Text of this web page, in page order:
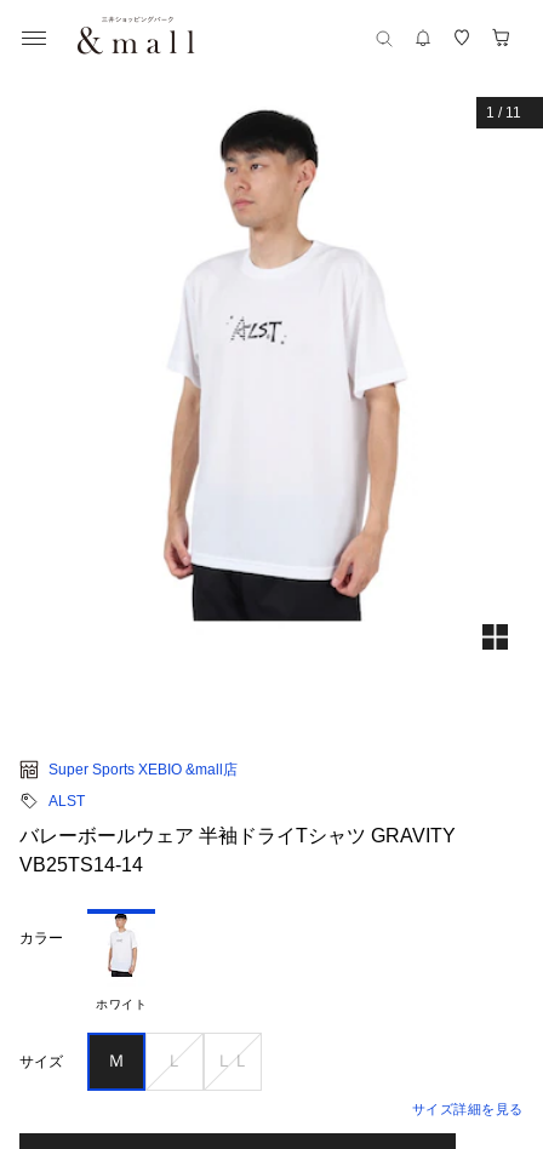
1 / 11
Super Sports XEBIO &mall店
ALST
バレーボールウェア 半袖ドライTシャツ GRAVITY
VB25TS14-14
カラー
ホワイト
サイズ Ｍ Ｌ ＬＬ
サイズ詳細を見る